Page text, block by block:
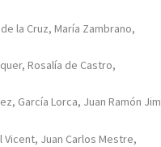
la Cruz, María Zambrano,
Rosalía de Castro,
García Lorca, Juan Ramón
Vicent, Juan Carlos Mestre,